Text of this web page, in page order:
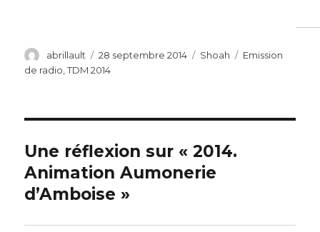
Auteur
abrillault
Publié
le
28 septembre 2014 Catégories
Shoah Étiquettes
Emission
de radio ,TDM 2014
Une réflexion sur « 2014.
Animation Aumonerie
d’Amboise »